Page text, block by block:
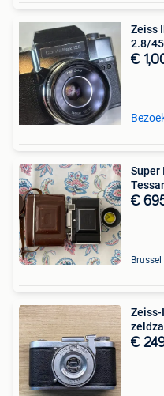
Zeiss
2.8/
€
Super
€
Brussel
Zeiss-
€